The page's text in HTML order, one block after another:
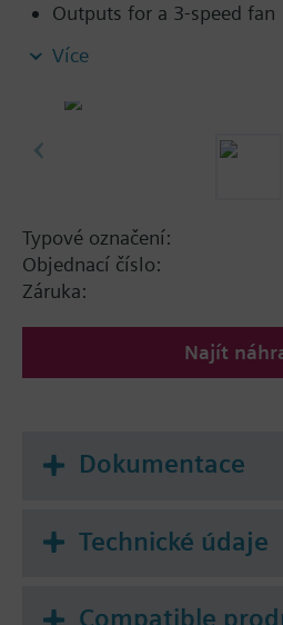
Outputs for a 3-speed fan
temperature (with sensor
cooling changeover or
Operating modes:
standby
Operating mode
Více
Typové označení:
Objednací číslo:
Záruka:
Najít
Dokumentace
Technické údaje
Compatible